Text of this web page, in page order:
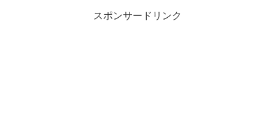
スポンサードリンク